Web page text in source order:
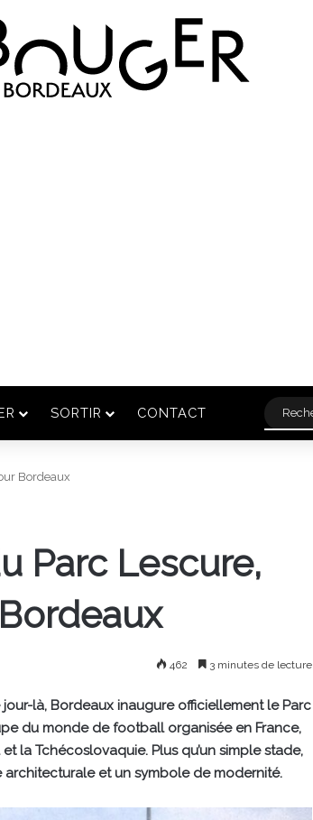
SORTIR CONTACT
Bordeaux
Parc Lescure,
462 3 minutes de lecture
jour-là, Bordeaux inaugure officiellement le Parc
du monde de football organisée en France,
la Tchécoslovaquie. Plus qu’un simple stade,
architecturale et un symbole de modernité.